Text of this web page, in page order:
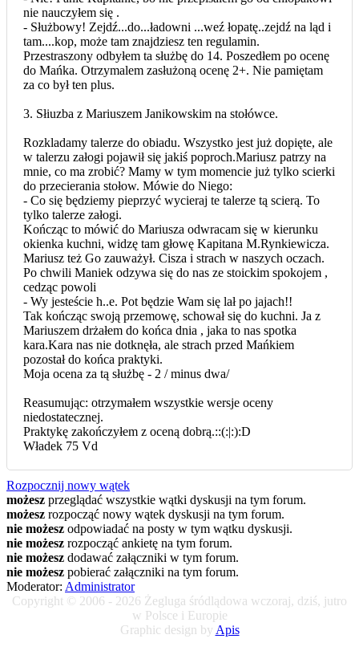
nie nauczyłem się .
- Służbowy! Zejdź...do...ładowni ...weź łopatę..zejdź na ląd i
tam....kop, może tam znajdziesz ten regulamin.
Przestraszony odbyłem ta służbę do 14. Poszedłem po ocenę
do Mańka. Otrzymalem zasłużoną ocenę 2+. Nie pamiętam
za co był ten plus.
3. Słiuzba z Mariuszem Janikowskim na stołówce.
Rozkladamy talerze do obiadu. Wszystko jest już dopięte, ale
w talerzu załogi pojawił się jakiś poproch.Mariusz patrzy na
mnie, co ma zrobić? Mamy w tym momencie już tylko scierki
do przecierania stołow. Mówie do Niego:
- Co się będziemy pieprzyć wycieraj te talerze tą scierą. To
tylko talerze załogi.
Kończąc to mówić do Mariusza odwracam się w kierunku
okienka kuchni, widzę tam głowę Kapitana M.Rynkiewicza.
Mariusz też Go zauważył. Cisza i strach w naszych oczach.
Po chwili Maniek odzywa się do nas ze stoickim spokojem ,
cedząc powoli
- Wy jesteście h..e. Pot będzie Wam się lał po jajach!!
Tak kończąc swoją przemowę, schował się do kuchni. Ja z
Mariuszem drżałem do końca dnia , jaka to nas spotka
kara.Kara nas nie dotknęła, ale strach przed Mańkiem
pozostał do końca praktyki.
Moja ocena za tą służbę - 2 / minus dwa/
Reasumując: otrzymałem wszystkie wersje oceny
niedostatecznej.
Praktykę zakończyłem z oceną dobrą.::(:|:):D
Władek 75 Vd
Rozpocznij nowy wątek
możesz przeglądać wszystkie wątki dyskusji na tym forum.
możesz rozpocząć nowy wątek dyskusji na tym forum.
nie możesz odpowiadać na posty w tym wątku dyskusji.
nie możesz rozpocząć ankietę na tym forum.
nie możesz dodawać załączniki w tym forum.
nie możesz pobierać załączniki na tym forum.
Moderator: Administrator
Copyright © 2006 - 2026 Żegluga śródlądowa wczoraj, dziś, jutro
w Polsce i Europie
Graphic design by Apis